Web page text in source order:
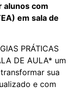
alunos com
em sala de
PRÁTICAS
DE AULA* um
sua
e com